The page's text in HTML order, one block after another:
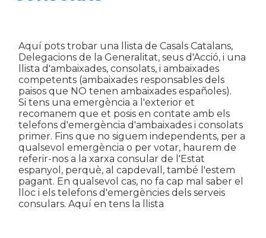
Aquí pots trobar una llista de Casals Catalans,
Delegacions de la Generalitat, seus d'Acció, i una
llista d'ambaixades, consolats, i ambaixades
competents (ambaixades responsables dels
paisos que NO tenen ambaixades españoles).
Si tens una emergència a l'exterior et
recomanem que et posis en contate amb els
telefons d'emergència d'ambaixades i consolats
primer. Fins que no siguem independents, per a
qualsevol emergència o per votar, haurem de
referir-nos a la xarxa consular de l'Estat
espanyol, perquè, al capdevall, també l'estem
pagant. En qualsevol cas, no fa cap mal saber el
lloc i els telefons d'emergències dels serveis
consulars. Aquí en tens la llista